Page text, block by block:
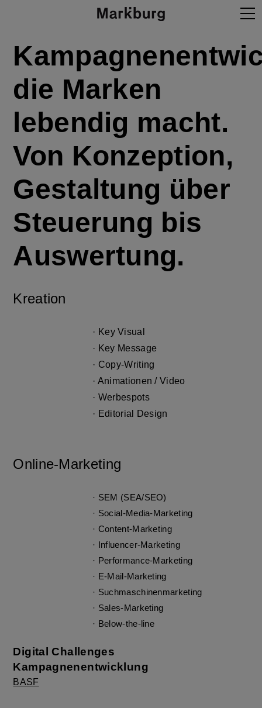
Projekte
Agentur
Expertise
Kontakt
die Marken
lebendig macht.
Von Konzeption,
Gestaltung über
Steuerung bis
Auswertung.
Kreation
· Key Visual
· Key Message
· Copy-Writing
· Animationen / Video
· Werbespots
· Editorial Design
Online-Marketing
· SEM (SEA/SEO)
· Social-Media-Marketing
· Content-Marketing
· Influencer-Marketing
· Performance-Marketing
· E-Mail-Marketing
· Suchmaschinenmarketing
· Sales-Marketing
· Below-the-line
Digital Challenges
Kampagnenentwicklung
BASF